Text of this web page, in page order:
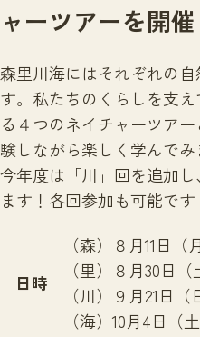
ャーツアーを開催
森里川海にはそれぞれの
す。私たちのくらしを支
る４つのネイチャーツア
験しながら楽しく学んでみ
今年度は「川」回を追加
ます！各回参加も可能です
日時
（森）８月11日（
（里）８月30日（
（川）９月21日（
（海）10月4日（